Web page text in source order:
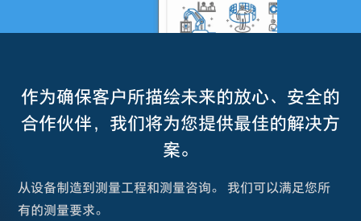
作为确保客户所描绘未来的放心、安全的
合作伙伴，我们将为您提供最佳的解决方
案。
从设备制造到测量工程和测量咨询。 我们可以满足您所
有的测量要求。